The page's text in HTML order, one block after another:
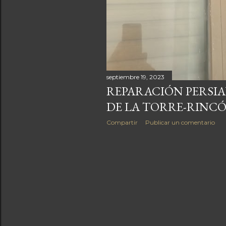
septiembre 19, 2023
REPARACIÓN
DE LA TORRE-
Compartir Publicar un comentario